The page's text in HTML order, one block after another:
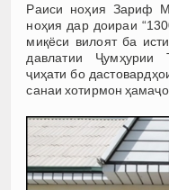
Раиси ноҳия Зариф
ноҳия дар доираи
миқёси вилоят ба
давлатии Ҷумҳурии
ҷиҳати бо
санаи хотирмон